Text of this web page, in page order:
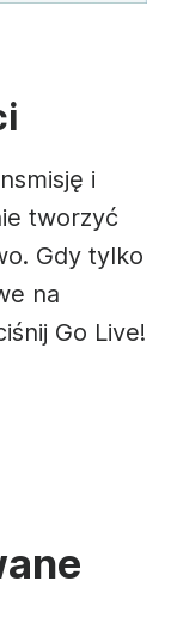
i
tworzyć
Gdy tylko
na
Go Live!